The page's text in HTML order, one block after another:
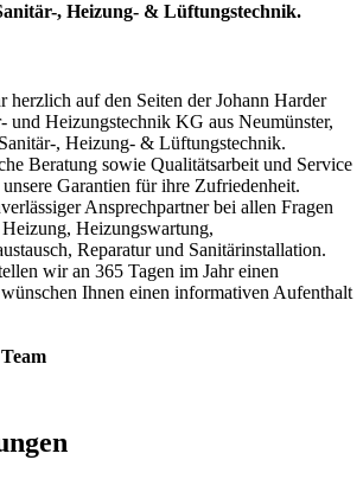
, Heizung- & Lüftungstechnik.
herzlich auf den Seiten der Johann Harder
und Heizungstechnik KG aus Neumünster,
, Heizung- & Lüftungstechnik.
Beratung sowie Qualitätsarbeit und Service
Garantien für ihre Zufriedenheit.
Ansprechpartner bei allen Fragen
Heizungswartung,
Reparatur und Sanitärinstallation.
wir an 365 Tagen im Jahr einen
Ihnen einen informativen Aufenthalt